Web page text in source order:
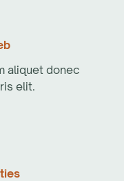
aliquet donec
elit.